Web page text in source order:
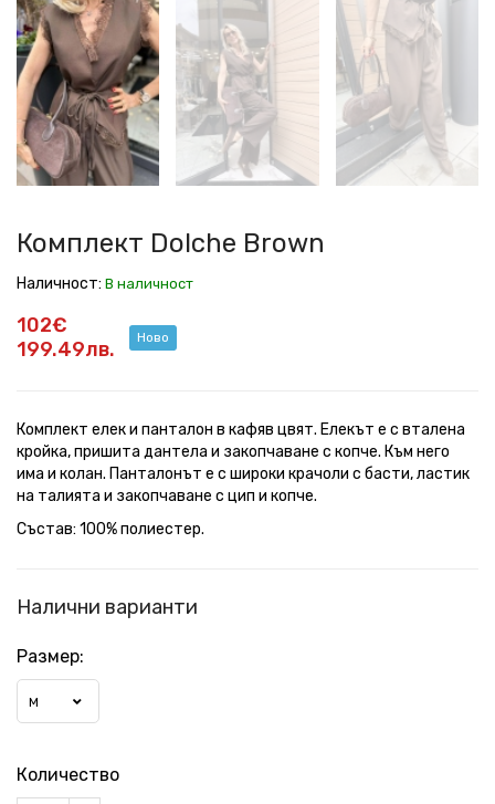
Dolche
Brown
Dolche
Brown
Dolche
Brown
Dolche
Brown
Dolche
Brown
Dolche
Brown
Dolche
Brown
Комплект Dolche Brown
Наличност: В наличност
102€
199.49лв.
Ново
Комплект елек и панталон в кафяв цвят. Елекът е с вталена
кройка, пришита дантела и закопчаване с копче. Към него
има и колан. Панталонът е с широки крачоли с басти, ластик
на талията и закопчаване с цип и копче.
Състав: 100% полиестер.
Налични варианти
Размер:
M
Количество